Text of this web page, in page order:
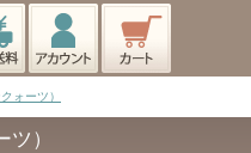
ォーツ）
）